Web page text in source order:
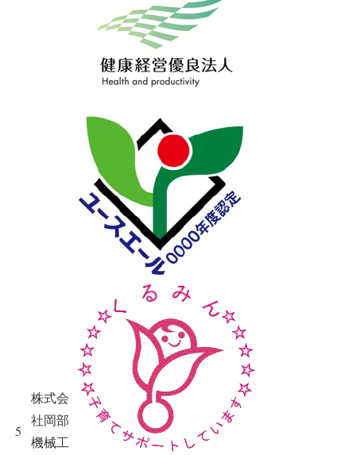
5
株式会
社岡部
機械工